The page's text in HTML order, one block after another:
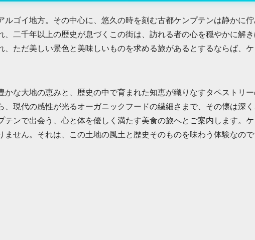
ルゴイ地方。その中心に、悠久の時を刻む古都ケンプテンは静かに
、二千年以上の歴史が息づくこの街は、訪れる者の心を穏やかに解
、ただ美しい景色と美味しいものを求める旅があるとするならば、
かな大地の恵みと、歴史の中で育まれた知恵が織りなすタペストリ
、現代の感性が光るオーガニックフードの繊細さまで、その懐は深
テンで出会う、心と体を優しく満たす美食の旅へとご案内します。
ません。それは、この土地の風土と歴史そのものを味わう体験なの